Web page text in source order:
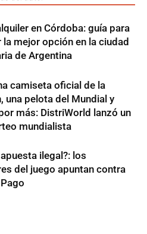
en Córdoba: guía para
mejor opción en la ciudad
de Argentina
camiseta oficial de la
una pelota del Mundial y
más: DistriWorld lanzó un
mundialista
ilegal?: los
del juego apuntan contra